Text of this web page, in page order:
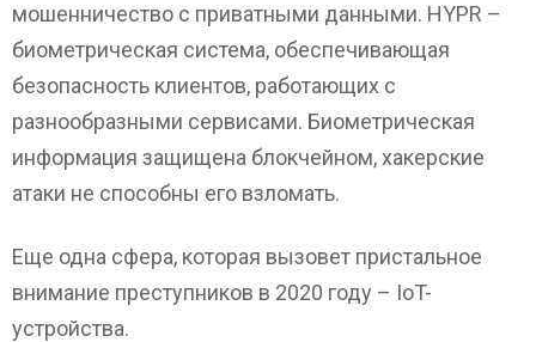
мошенничество с приватными данными. HYPR –
биометрическая система, обеспечивающая
безопасность клиентов, работающих с
разнообразными сервисами. Биометрическая
информация защищена блокчейном, хакерские
атаки не способны его взломать.
Еще одна сфера, которая вызовет пристальное
внимание преступников в 2020 году – IoT-
устройства.